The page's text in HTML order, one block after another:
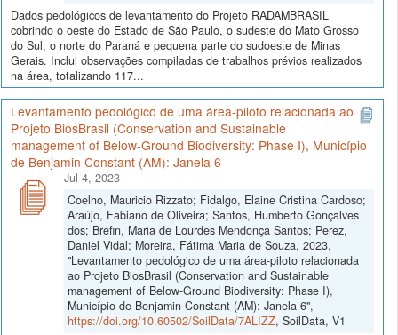
Dados pedológicos de levantamento do Projeto RADAMBRASIL
cobrindo o oeste do Estado de São Paulo, o sudeste do Mato Grosso
do Sul, o norte do Paraná e pequena parte do sudoeste de Minas
Gerais. Inclui observações compiladas de trabalhos prévios realizados
na área, totalizando 117...
Levantamento pedológico de uma área-piloto relacionada ao
Projeto BiosBrasil (Conservation and Sustainable
management of Below-Ground Biodiversity: Phase I), Município
de Benjamin Constant (AM): Janela 6
Jul 4, 2023
Coelho, Mauricio Rizzato; Fidalgo, Elaine Cristina Cardoso;
Araújo, Fabiano de Oliveira; Santos, Humberto Gonçalves
dos; Brefin, Maria de Lourdes Mendonça Santos; Perez,
Daniel Vidal; Moreira, Fátima Maria de Souza, 2023,
"Levantamento pedológico de uma área-piloto relacionada
ao Projeto BiosBrasil (Conservation and Sustainable
management of Below-Ground Biodiversity: Phase I),
Município de Benjamin Constant (AM): Janela 6",
https://doi.org/10.60502/SoilData/7ALIZZ, SoilData, V1